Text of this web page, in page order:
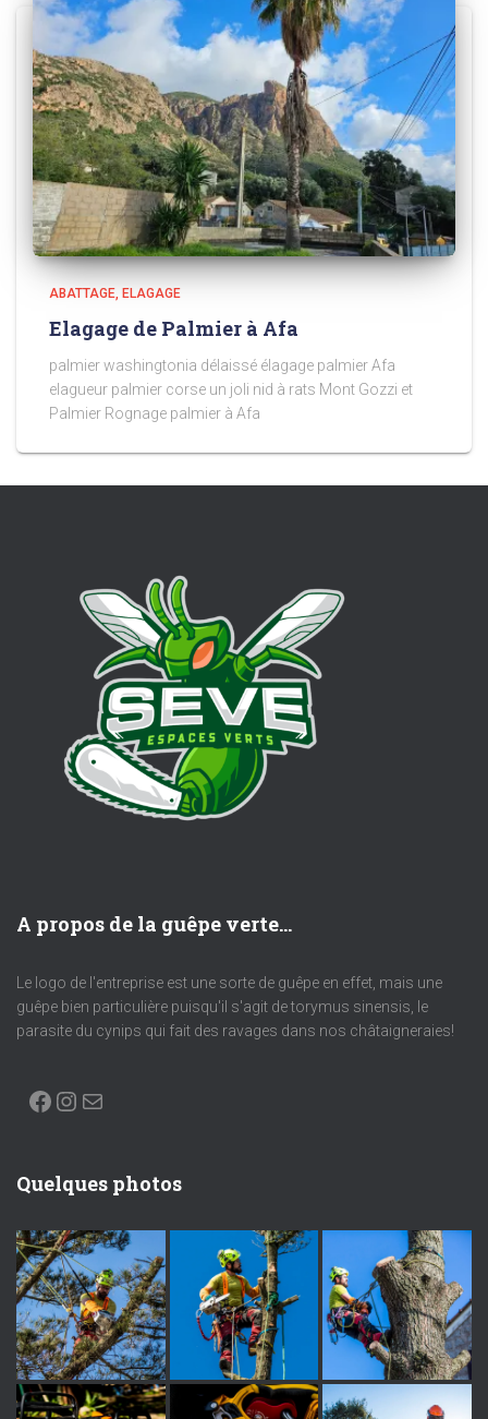
ABATTAGE ELAGAGE
Elagage de Palmier à Afa
palmier washingtonia délaissé élagage palmier Afa
elagueur palmier corse un joli nid à rats Mont Gozzi et
Palmier Rognage palmier à Afa
A propos de la guêpe verte...
Le logo de l'entreprise est une sorte de guêpe en effet, mais une
guêpe bien particulière puisqu'il s'agit de torymus sinensis, le
parasite du cynips qui fait des ravages dans nos châtaigneraies!
Quelques photos